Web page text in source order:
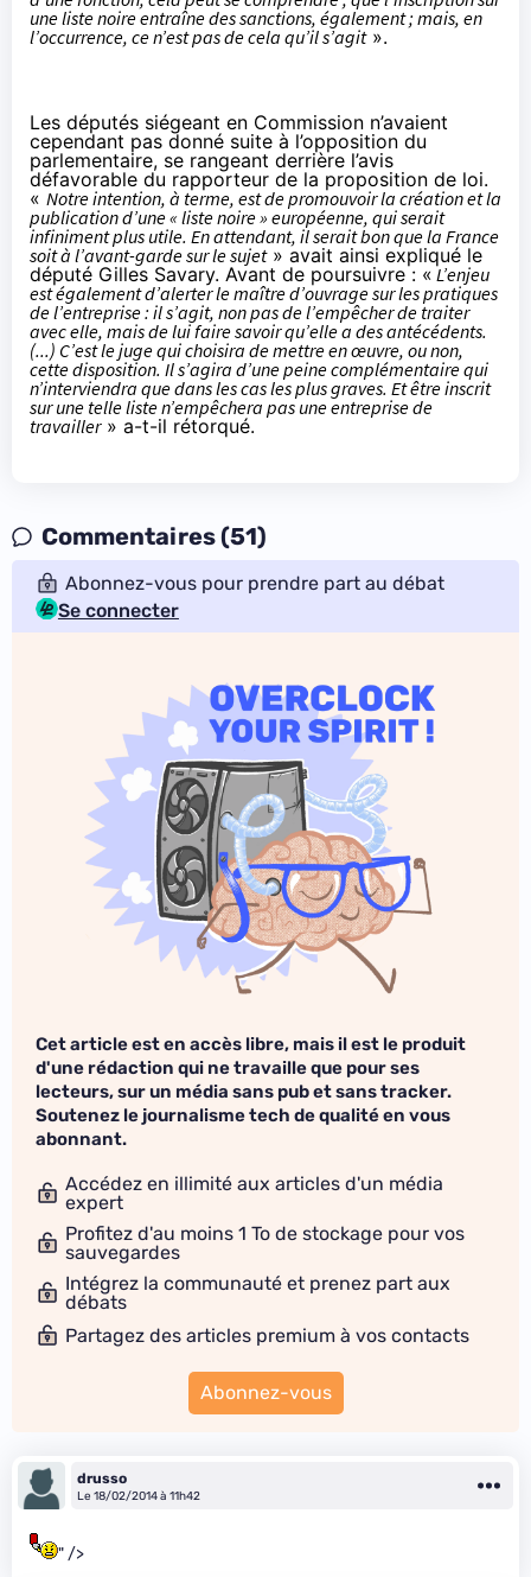
une liste noire entraîne des sanctions, également ; mais, en
l’occurrence, ce n’est pas de cela qu’il s’agit».
Les députés siégeant en Commission n’avaient
cependant pas donné suite à l’opposition du
parlementaire, se rangeant derrière l’avis
défavorable du rapporteur de la proposition de loi.
« Notre intention, à terme, est de promouvoir la création et la
publication d’une « liste noire » européenne, qui serait
infiniment plus utile. En attendant, il serait bon que la France
soit à l’avant-garde sur le sujet» avait ainsi expliqué le
député Gilles Savary. Avant de poursuivre : « L’enjeu
est également d’alerter le maître d’ouvrage sur les pratiques
de l’entreprise : il s’agit, non pas de l’empêcher de traiter
avec elle, mais de lui faire savoir qu’elle a des antécédents.
(...) C’est le juge qui choisira de mettre en œuvre, ou non,
cette disposition. Il s’agira d’une peine complémentaire qui
n’interviendra que dans les cas les plus graves. Et être inscrit
sur une telle liste n’empêchera pas une entreprise de
travailler» a-t-il rétorqué.
Commentaires (51)
Abonnez-vous pour prendre part au débat
Se connecter
Cet article est en accès libre, mais il est le produit
d'une rédaction qui ne travaille que pour ses
lecteurs, sur un média sans pub et sans tracker.
Soutenez le journalisme tech de qualité en vous
abonnant.
Accédez en illimité aux articles d'un média
expert
Profitez d'au moins 1 To de stockage pour vos
sauvegardes
Intégrez la communauté et prenez part aux
débats
Partagez des articles premium à vos contacts
Abonnez-vous
drusso
Le 18/02/2014 à 11h42
" />